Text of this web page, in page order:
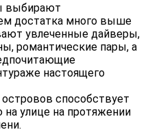
выбирают
достатка много выше
увлеченные дайверы,
романтические пары, а
настоящего
способствует
улице на протяжении